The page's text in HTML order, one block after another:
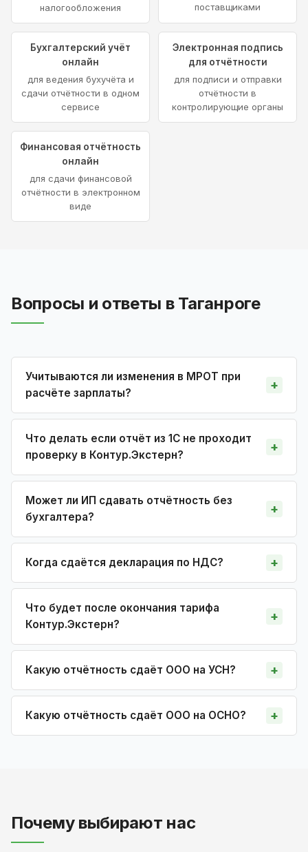
налогообложения
поставщиками
Бухгалтерский учёт
онлайн
для ведения бухучёта и
сдачи отчётности в одном
сервисе
Электронная подпись
для отчётности
для подписи и отправки
отчётности в
контролирующие органы
Финансовая отчётность
онлайн
для сдачи финансовой
отчётности в электронном
виде
Вопросы и ответы в Таганроге
Учитываются ли изменения в МРОТ при
расчёте зарплаты?
Что делать если отчёт из 1С не проходит
проверку в Контур.Экстерн?
Может ли ИП сдавать отчётность без
бухгалтера?
Когда сдаётся декларация по НДС?
Что будет после окончания тарифа
Контур.Экстерн?
Какую отчётность сдаёт ООО на УСН?
Какую отчётность сдаёт ООО на ОСНО?
Почему выбирают нас